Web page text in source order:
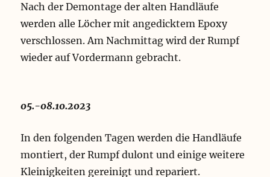
Nach der Demontage der alten Handläufe
werden alle Löcher mit angedicktem Epoxy
verschlossen. Am Nachmittag wird der Rumpf
wieder auf Vordermann gebracht.
05.-08.10.2023
In den folgenden Tagen werden die Handläufe
montiert, der Rumpf dulont und einige weitere
Kleinigkeiten gereinigt und repariert.